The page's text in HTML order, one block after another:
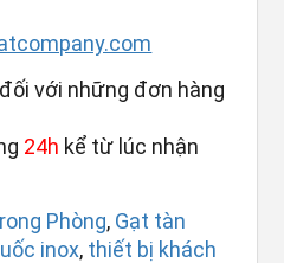
với những đơn hàng
24h kể từ lúc nhận
Phòng, Gạt tàn
inox, thiết bị khách